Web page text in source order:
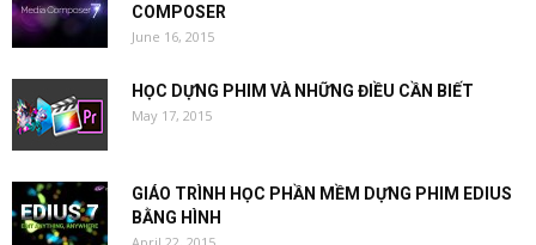
COMPOSER
June 16, 2015
HỌC DỰNG PHIM VÀ NHỮNG ĐIỀU CẦN BIẾT
May 17, 2015
GIÁO TRÌNH HỌC PHẦN MỀM DỰNG PHIM EDIUS
BẰNG HÌNH